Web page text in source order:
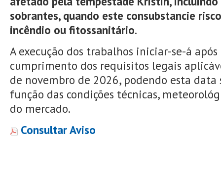
sobrantes, quando este consubstancie
incêndio ou fitossanitário.
A execução dos trabalhos iniciar-se-á
cumprimento dos requisitos legais
de novembro de 2026, podendo esta data
função das condições técnicas,
do mercado.
Consultar Aviso